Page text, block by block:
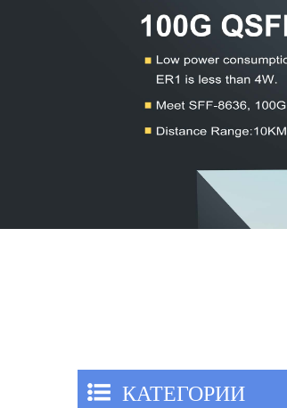
КАТЕГОРИИ